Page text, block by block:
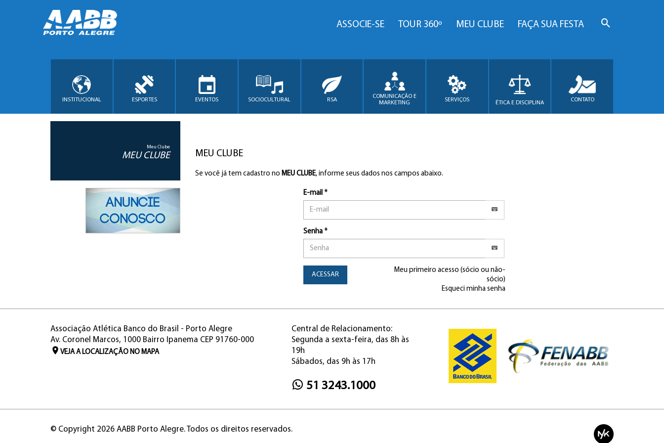
ASSOCIE-SE TOUR 360º MEU CLUBE FAÇA SUA FESTA
INSTITUCIONAL ESPORTES EVENTOS SOCIOCULTURAL RSA
COMUNICAÇÃO E
MARKETING
SERVIÇOS ÉTICA E DISCIPLINA CONTATO
Meu Clube
MEU CLUBE MEU CLUBE
Se você já tem cadastro no MEU CLUBE, informe seus dados nos campos abaixo.
E-mail *
Senha *
ACESSAR
Meu primeiro acesso (sócio ou não-
sócio)
Esqueci minha senha
Associação Atlética Banco do Brasil - Porto Alegre
Av. Coronel Marcos, 1000 Bairro Ipanema CEP 91760-000
VEJA A LOCALIZAÇÃO NO MAPA
Central de Relacionamento:
Segunda a sexta-feira, das 8h às
19h
Sábados, das 9h às 17h
51 3243.1000
© Copyright 2026 AABB Porto Alegre. Todos os direitos reservados.